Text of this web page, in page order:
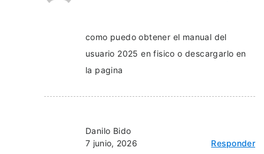
como puedo obtener el manual del
usuario 2025 en fisico o descargarlo en
la pagina
Danilo Bido
7 junio, 2026
Responder